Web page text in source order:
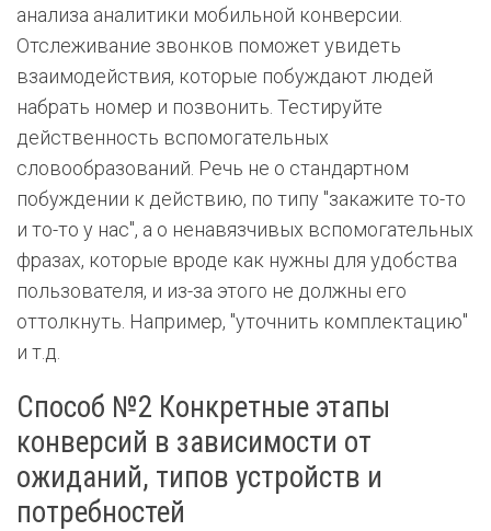
анализа аналитики мобильной конверсии.
Отслеживание звонков поможет увидеть
взаимодействия, которые побуждают людей
набрать номер и позвонить. Тестируйте
действенность вспомогательных
словообразований. Речь не о стандартном
побуждении к действию, по типу "закажите то-то
и то-то у нас", а о ненавязчивых вспомогательных
фразах, которые вроде как нужны для удобства
пользователя, и из-за этого не должны его
оттолкнуть. Например, "уточнить комплектацию"
и т.д.
Способ №2 Конкретные этапы
конверсий в зависимости от
ожиданий, типов устройств и
потребностей